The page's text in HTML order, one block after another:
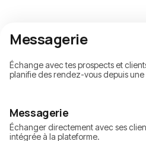
Messagerie
Échange avec tes prospects et
planifie des rendez-vous depuis
Messagerie
Échanger directement avec ses
intégrée à la plateforme.